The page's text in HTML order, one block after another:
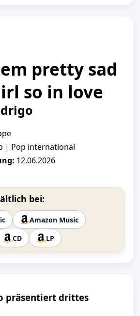
pretty sad
so in love
| Pop international
12.06.2026
bei:
Amazon Music
CD LP
präsentiert drittes